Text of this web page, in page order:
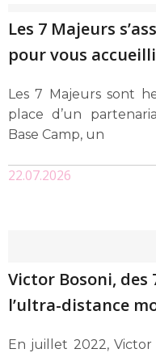
Les 7 Majeurs
pour vous
Les 7 Majeurs sont
place d’un
Base Camp, un
22.07.2026
Victor Bosoni, des
l’ultra-distance
En juillet 2022,